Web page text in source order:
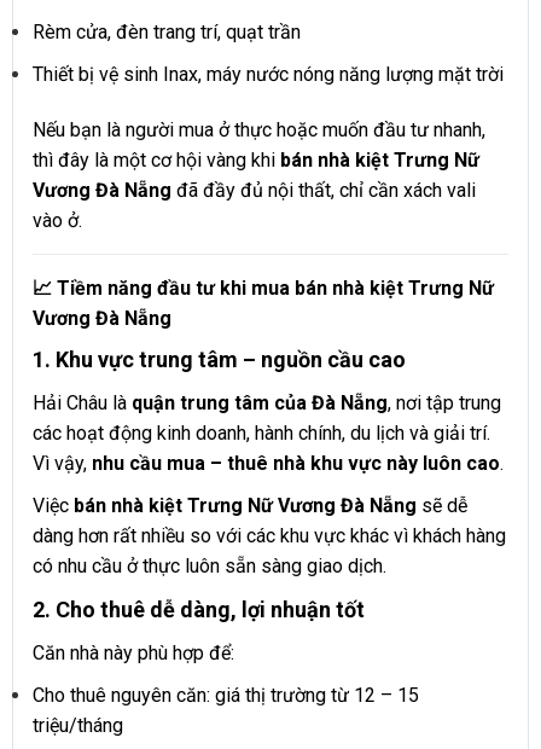
Rèm cửa, đèn trang trí, quạt trần
Thiết bị vệ sinh Inax, máy nước nóng năng lượng mặt trời
Nếu bạn là người mua ở thực hoặc muốn đầu tư nhanh,
thì đây là một cơ hội vàng khi bán nhà kiệt Trưng Nữ
Vương Đà Nẵng đã đầy đủ nội thất, chỉ cần xách vali
vào ở.
📈 Tiềm năng đầu tư khi mua bán nhà kiệt Trưng Nữ
Vương Đà Nẵng
1. Khu vực trung tâm – nguồn cầu cao
Hải Châu là quận trung tâm của Đà Nẵng, nơi tập trung
các hoạt động kinh doanh, hành chính, du lịch và giải trí.
Vì vậy, nhu cầu mua – thuê nhà khu vực này luôn cao.
Việc bán nhà kiệt Trưng Nữ Vương Đà Nẵng sẽ dễ
dàng hơn rất nhiều so với các khu vực khác vì khách hàng
có nhu cầu ở thực luôn sẵn sàng giao dịch.
2. Cho thuê dễ dàng, lợi nhuận tốt
Căn nhà này phù hợp để:
Cho thuê nguyên căn: giá thị trường từ 12 – 15
triệu/tháng